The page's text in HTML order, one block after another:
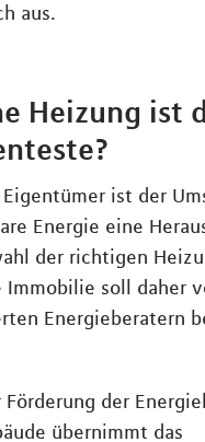
aus.
Heizung ist
ist der
Energie eine
der richtigen
soll daher
Energieberatern
der
übernimmt das